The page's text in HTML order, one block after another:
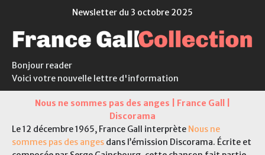
Newsletter du 3 octobre 2025
Bonjour reader
Voici votre nouvelle lettre d'information
Nous ne sommes pas des anges | France Gall |
Discorama
Le 12 décembre 1965, France Gall interprète Nous ne
sommes pas des anges dans l’émission Discorama. Écrite et